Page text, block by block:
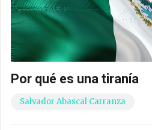
Por qué es una tiranía
Salvador Abascal Carranza